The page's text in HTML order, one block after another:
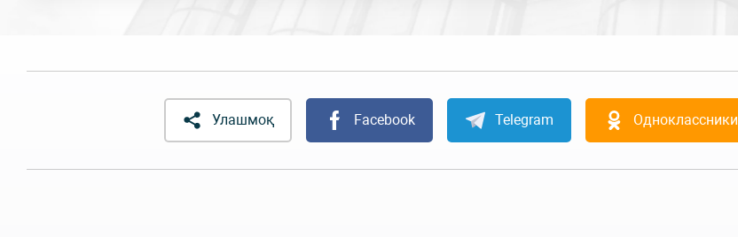
Улашмоқ Facebook Telegram Одноклассники